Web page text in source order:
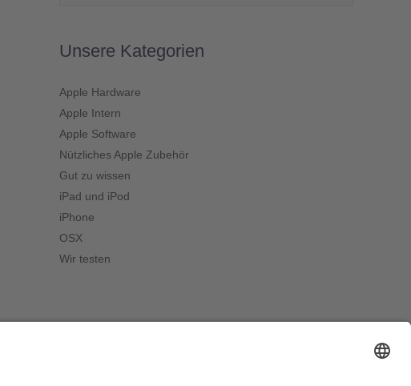
Unsere Kategorien
Apple Hardware
Apple Intern
Apple Software
Nützliches Apple Zubehör
Gut zu wissen
iPad und iPod
iPhone
OSX
Wir testen